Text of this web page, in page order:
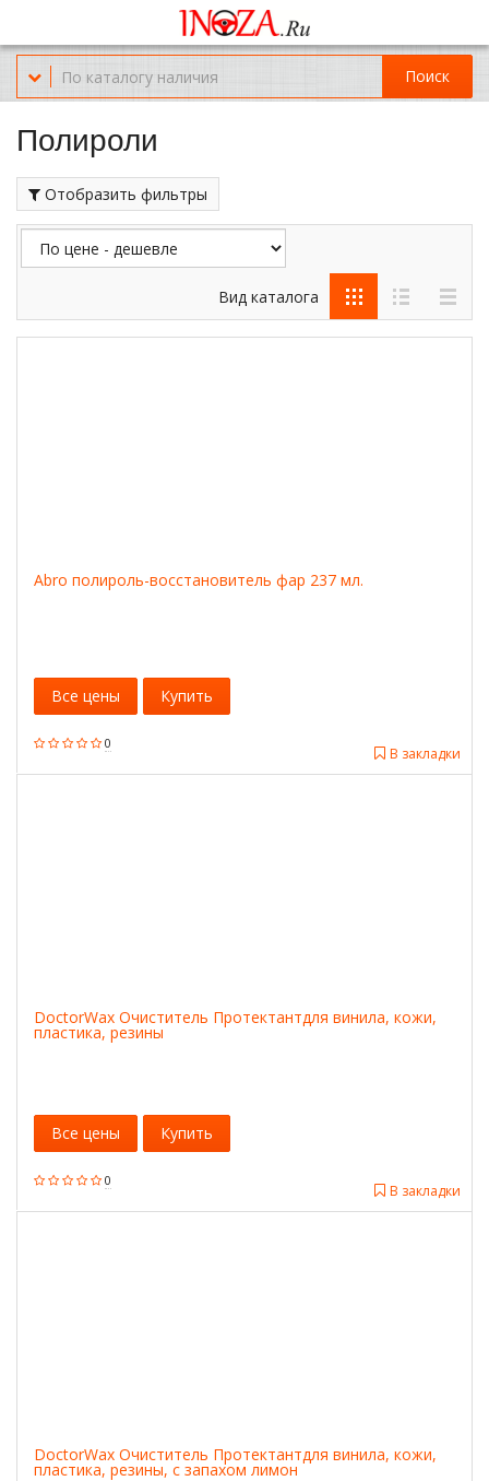
Офис обслуживания г.Краснодар (KRD) Куликова Поля 2 (магазин
Нож-мясо)
8-(967)-300-69-11
Поиск
Полироли
Отобразить фильтры
Вид каталога
Abro полироль-восстановитель фар 237 мл.
0
В закладки
Все цены Купить
DoctorWax Очиститель Протектантдля винила, кожи,
пластика, резины
0
В закладки
Все цены Купить
DoctorWax Очиститель Протектантдля винила, кожи,
пластика, резины, с запахом лимон